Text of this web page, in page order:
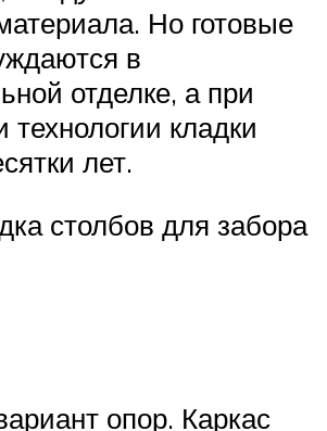
Но готовые
в
отделке, а при
кладки
лет.
столбов для забора
опор. Каркас